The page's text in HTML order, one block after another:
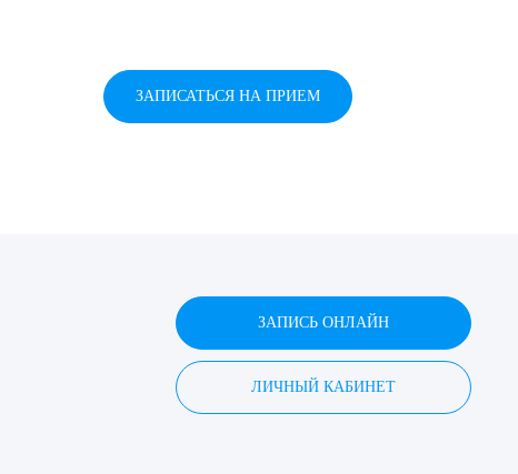
ЗАПИСАТЬСЯ НА ПРИЕМ
ЗАПИСЬ ОНЛАЙН
ЛИЧНЫЙ КАБИНЕТ